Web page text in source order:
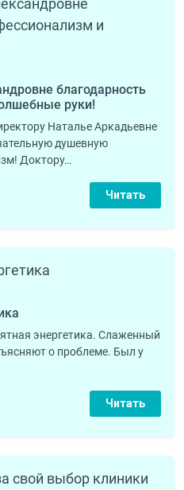
благодарность
руки!
Наталье Аркадьевне
душевную
Доктору…
Читать
энергетика. Слаженный
о проблеме. Был у
Читать